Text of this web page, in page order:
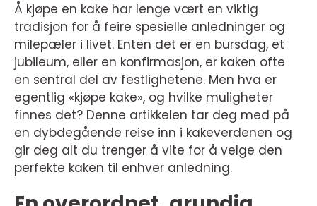
Å kjøpe en kake har lenge vært en viktig
tradisjon for å feire spesielle anledninger og
milepæler i livet. Enten det er en bursdag, et
jubileum, eller en konfirmasjon, er kaken ofte
en sentral del av festlighetene. Men hva er
egentlig «kjøpe kake», og hvilke muligheter
finnes det? Denne artikkelen tar deg med på
en dybdegående reise inn i kakeverdenen og
gir deg alt du trenger å vite for å velge den
perfekte kaken til enhver anledning.